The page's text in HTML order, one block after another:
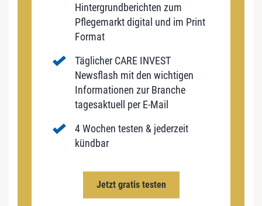
Hintergrundberichten zum
Pflegemarkt digital und im Print
Format
Täglicher CARE INVEST
Newsflash mit den wichtigen
Informationen zur Branche
tagesaktuell per E-Mail
4 Wochen testen & jederzeit
kündbar
Jetzt gratis testen